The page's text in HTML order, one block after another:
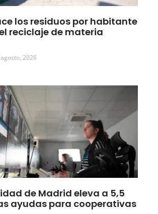
los residuos por habitante
reciclaje de materia
2026
de Madrid eleva a 5,5
ayudas para cooperativas